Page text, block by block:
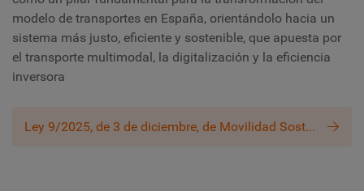
modelo de transportes en España, orientándolo hacia un
sistema más justo, eficiente y sostenible, que apuesta por
el transporte multimodal, la digitalización y la eficiencia
inversora
Ley 9/2025, de 3 de diciembre, de Movilidad Sostenible